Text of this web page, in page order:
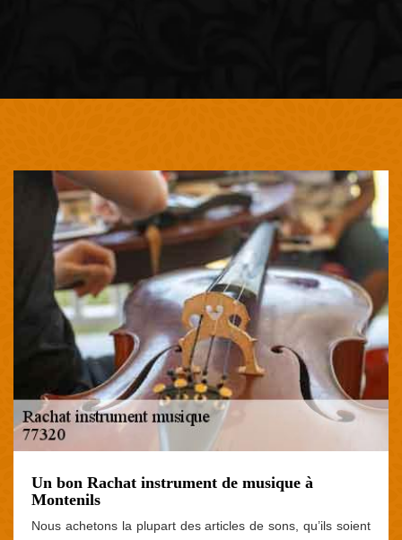
Un bon Rachat instrument de musique à
Montenils
Nous achetons la plupart des articles de sons, qu’ils soient